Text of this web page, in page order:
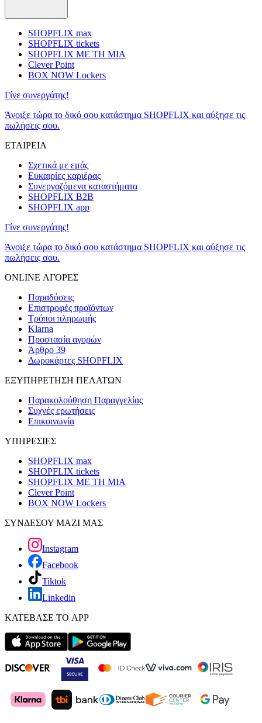
SHOPFLIX max
SHOPFLIX tickets
SHOPFLIX ΜΕ ΤΗ ΜΙΑ
Clever Point
BOX NOW Lockers
Γίνε συνεργάτης!
Άνοιξε τώρα το δικό σου κατάστημα SHOPFLIX και αύξησε τις
πωλήσεις σου.
ΕΤΑΙΡΕΙΑ
Σχετικά με εμάς
Ευκαιρίες καριέρας
Συνεργαζόμενα καταστήματα
SHOPFLIX B2B
SHOPFLIX app
Γίνε συνεργάτης!
Άνοιξε τώρα το δικό σου κατάστημα SHOPFLIX και αύξησε τις
πωλήσεις σου.
ONLINE ΑΓΟΡΕΣ
Παραδόσεις
Επιστροφές προϊόντων
Τρόποι πληρωμής
Klarna
Προστασία αγορών
Άρθρο 39
Δωροκάρτες SHOPFLIX
ΕΞΥΠΗΡΕΤΗΣΗ ΠΕΛΑΤΩΝ
Παρακολούθηση Παραγγελίας
Συχνές ερωτήσεις
Επικοινωνία
ΥΠΗΡΕΣΙΕΣ
SHOPFLIX max
SHOPFLIX tickets
SHOPFLIX ΜΕ ΤΗ ΜΙΑ
Clever Point
BOX NOW Lockers
ΣΥΝΔΕΣΟΥ ΜΑΖΙ ΜΑΣ
Instagram
Facebook
Tiktok
Linkedin
ΚΑΤΕΒΑΣΕ ΤΟ APP